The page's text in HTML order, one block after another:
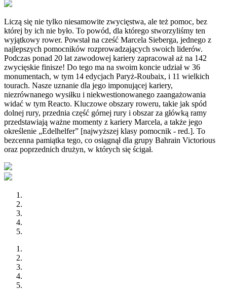
Liczą się nie tylko niesamowite zwycięstwa, ale też pomoc, bez
której by ich nie było. To powód, dla którego stworzyliśmy ten
wyjątkowy rower. Powstał na cześć Marcela Sieberga, jednego z
najlepszych pomocników rozprowadzających swoich liderów.
Podczas ponad 20 lat zawodowej kariery zapracował aż na 142
zwycięskie finisze! Do tego ma na swoim koncie udział w 36
monumentach, w tym 14 edycjach Paryż-Roubaix, i 11 wielkich
tourach. Nasze uznanie dla jego imponującej kariery,
niezrównanego wysiłku i niekwestionowanego zaangażowania
widać w tym Reacto. Kluczowe obszary roweru, takie jak spód
dolnej rury, przednia część górnej rury i obszar za główką ramy
przedstawiają ważne momenty z kariery Marcela, a także jego
określenie „Edelhelfer” [najwyższej klasy pomocnik - red.]. To
bezcenna pamiątka tego, co osiągnął dla grupy Bahrain Victorious
oraz poprzednich drużyn, w których się ścigał.